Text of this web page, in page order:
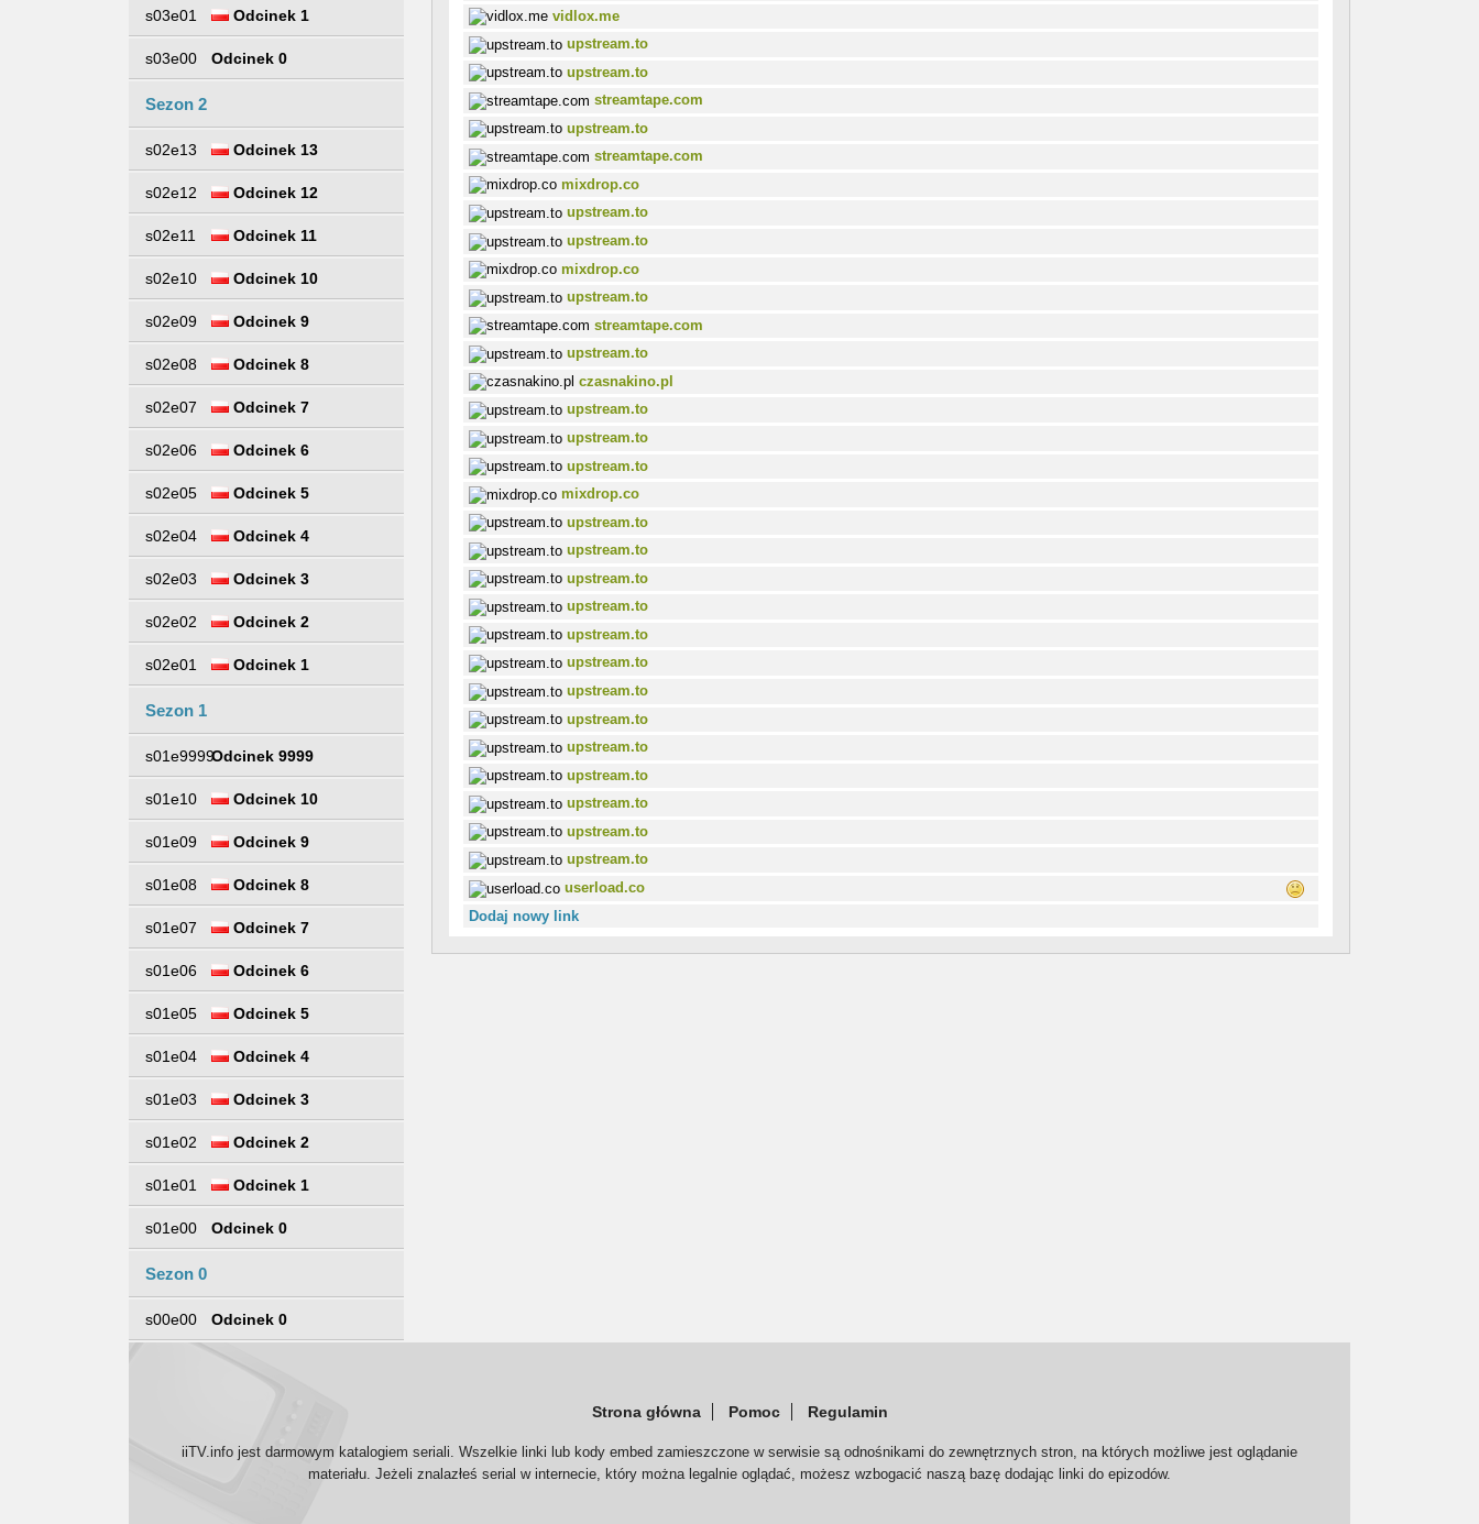
s03e01 Odcinek 1
s03e00 Odcinek 0
Sezon 2
s02e13 Odcinek 13
s02e12 Odcinek 12
s02e11 Odcinek 11
s02e10 Odcinek 10
s02e09 Odcinek 9
s02e08 Odcinek 8
s02e07 Odcinek 7
s02e06 Odcinek 6
s02e05 Odcinek 5
s02e04 Odcinek 4
s02e03 Odcinek 3
s02e02 Odcinek 2
s02e01 Odcinek 1
Sezon 1
s01e9999Odcinek 9999
s01e10 Odcinek 10
s01e09 Odcinek 9
s01e08 Odcinek 8
s01e07 Odcinek 7
s01e06 Odcinek 6
s01e05 Odcinek 5
s01e04 Odcinek 4
s01e03 Odcinek 3
s01e02 Odcinek 2
s01e01 Odcinek 1
s01e00 Odcinek 0
Sezon 0
s00e00 Odcinek 0
vidlox.me
upstream.to
upstream.to
streamtape.com
upstream.to
streamtape.com
mixdrop.co
upstream.to
upstream.to
mixdrop.co
upstream.to
streamtape.com
upstream.to
czasnakino.pl
upstream.to
upstream.to
upstream.to
mixdrop.co
upstream.to
upstream.to
upstream.to
upstream.to
upstream.to
upstream.to
upstream.to
upstream.to
upstream.to
upstream.to
upstream.to
upstream.to
upstream.to
userload.co
Dodaj nowy link
Strona główna Pomoc Regulamin
iiTV.info jest darmowym katalogiem seriali. Wszelkie linki lub kody embed zamieszczone w serwisie są odnośnikami do zewnętrznych stron, na których możliwe jest oglądanie
materiału. Jeżeli znalazłeś serial w internecie, który można legalnie oglądać, możesz wzbogacić naszą bazę dodając linki do epizodów.